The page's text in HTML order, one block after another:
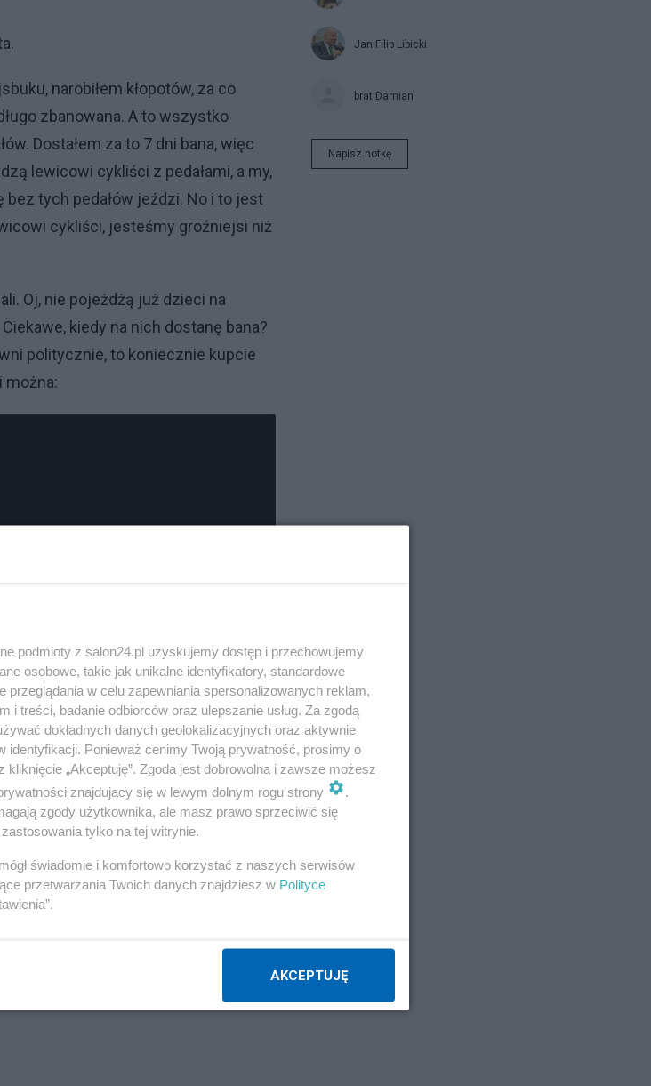
narobiłem kłopotów, za co
zbanowana. A to wszystko
Dostałem za to 7 dni bana, więc
lewicowi cykliści z pedałami, a my,
bez tych pedałów jeździ. No i to jest
cykliści, jesteśmy groźniejsi niż
Oj, nie pojeżdżą już dzieci na
kiedy na nich dostanę bana?
politycznie, to koniecznie kupcie
można:
Jan Filip Libicki
brat Damian
Napisz notkę
podmioty z salon24.pl uzyskujemy dostęp i przechowujemy
osobowe, takie jak unikalne identyfikatory, standardowe
przeglądania w celu zapewniania spersonalizowanych reklam,
i treści, badanie odbiorców oraz ulepszanie usług. Za zgodą
dokładnych danych geolokalizacyjnych oraz aktywnie
Ponieważ cenimy Twoją prywatność, prosimy o
„Akceptuję”. Zgoda jest dobrowolna i zawsze możesz
znajdujący się w lewym dolnym rogu strony
.
zgody użytkownika, ale masz prawo sprzeciwić się
tylko na tej witrynie.
świadomie i komfortowo korzystać z naszych serwisów
przetwarzania Twoich danych znajdziesz w Polityce
AKCEPTUJĘ